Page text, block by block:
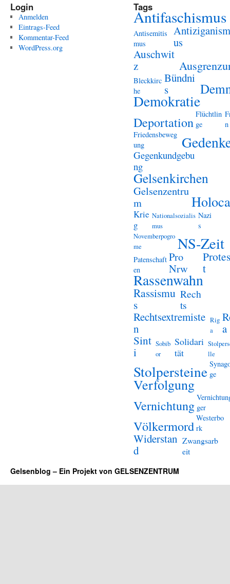
Login
Anmelden
Eintrags-Feed
Kommentar-Feed
WordPress.org
Tags
Antifaschismus
Antisemitis
mus
Antiziganism
us
Auschwit
z
Bleckkirc
he
Bündni
s
Demokratie
Deportation
Flüchtlin
ge
n
Friedensbeweg
ung
Gegenkundgebu
ng
Gelsenkirchen
Gelsenzentru
m
Krie
g
Nationalsozialis
mus
Nazi
s
Novemberpogro
me
NS-Zeit
Patenschaft
en
Pro
Nrw
Protes
t
Rassenwahn
Rassismu
s
Rech
ts
Rechtsextremiste
n
Rig
a
a
Sint
i
Sobib
or
Solidari
tät
lle
Stolpersteine ge
Verfolgung
Vernichtung ger
Völkermord Westerbo
rk
Widerstan
d
Zwangsarb
eit
Gelsenblog – Ein Projekt von GELSENZENTRUM